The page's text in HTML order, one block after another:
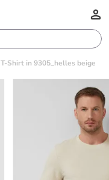
T-Shirt in 9305_helles beige